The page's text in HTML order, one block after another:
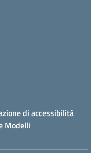
di accessibilità
Modelli